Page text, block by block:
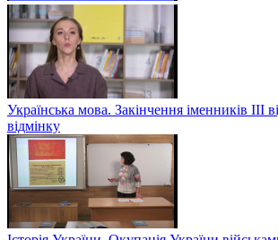
Українська мова. Закінчення іменників ІІІ
відмінку